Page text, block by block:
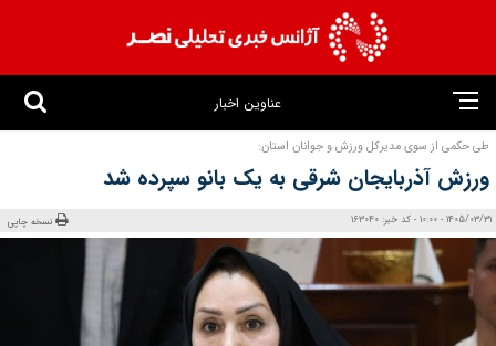
عناوین اخبار
طی حکمی از سوی مدیرکل ورزش و جوانان استان:
ورزش آذربایجان شرقی به یک بانو سپرده شد
1405/03/31 - 10:00 - کد خبر: 163040 نسخه چاپی